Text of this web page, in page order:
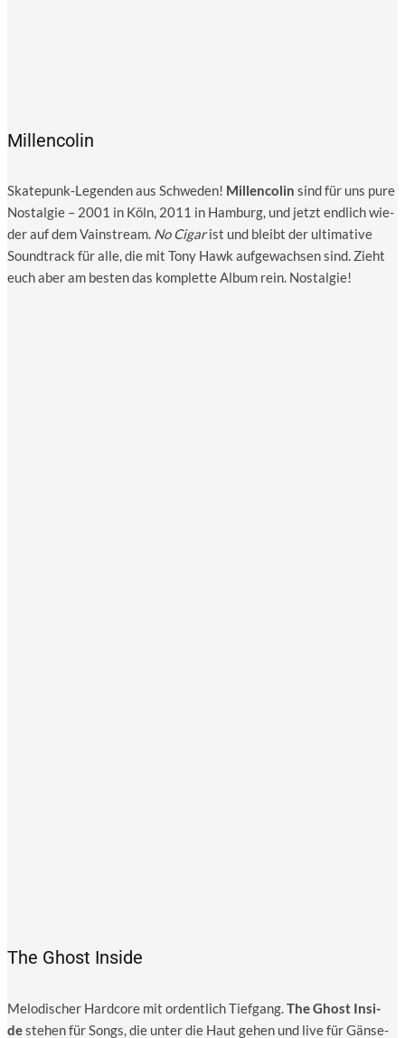
Millencolin
Skate­punk-Legen­den aus Schwe­den! Mil­len­co­lin sind für uns pure
Nost­al­gie – 2001 in Köln, 2011 in Ham­burg, und jetzt end­lich wie­
der auf dem Vain­stream. No Cigarist und bleibt der ulti­ma­ti­ve
Sound­track für alle, die mit Tony Hawk auf­ge­wach­sen sind. Zieht
euch aber am bes­ten das kom­plet­te Album rein. Nostalgie!
The Ghost Inside
Melo­di­scher Hard­core mit ordent­lich Tief­gang. The Ghost Insi­
deste­hen für Songs, die unter die Haut gehen und live für Gän­se­